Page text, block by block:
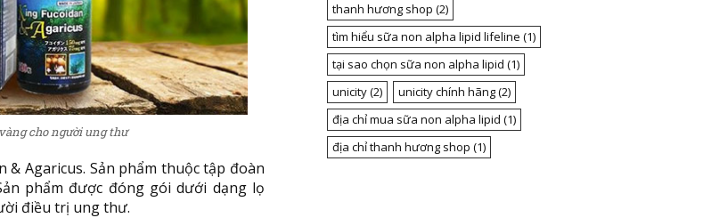
cho người ung thư
& Agaricus. Sản phẩm thuộc tập đoàn
phẩm được đóng gói dưới dạng lọ
điều trị ung thư.
thanh hương shop (2)
tìm hiểu sữa non alpha lipid lifeline (1)
tại sao chọn sữa non alpha lipid (1)
unicity(2) unicity chính hãng(2)
địa chỉ mua sữa non alpha lipid (1)
địa chỉ thanh hương shop (1)